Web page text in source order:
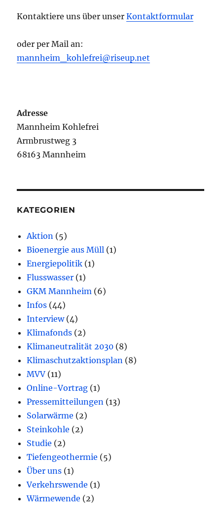
Kontaktiere uns über unserKontaktformular
oder per Mail an:
mannheim_kohlefrei@riseup.net
Adresse
Mannheim Kohlefrei
Armbrustweg 3
68163 Mannheim
KATEGORIEN
Aktion (5)
Bioenergie aus Müll (1)
Energiepolitik (1)
Flusswasser (1)
GKM Mannheim (6)
Infos (44)
Interview(4)
Klimafonds (2)
Klimaneutralität 2030 (8)
Klimaschutzaktionsplan (8)
MVV (11)
Online-Vortrag (1)
Pressemitteilungen (13)
Solarwärme (2)
Steinkohle (2)
Studie (2)
Tiefengeothermie (5)
Über uns (1)
Verkehrswende (1)
Wärmewende (2)